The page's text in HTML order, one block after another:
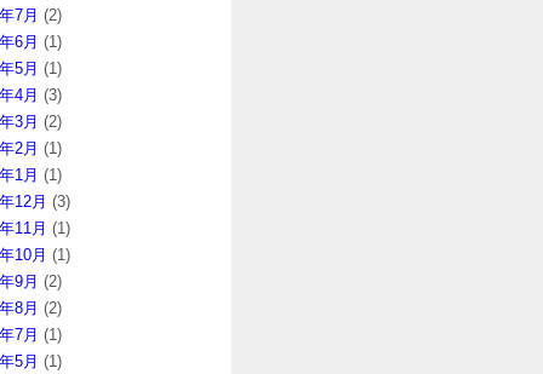
7月 (2)
6月 (1)
5月 (1)
4月 (3)
3月 (2)
2月 (1)
1月 (1)
12月 (3)
11月 (1)
10月 (1)
9月 (2)
8月 (2)
7月 (1)
5月 (1)